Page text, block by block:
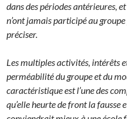
dans des périodes antérieures,
n’ont jamais participé au
préciser.
Les multiples activités, intérêts
perméabilité du groupe et du
caractéristique est l’une des
qu’elle heurte de front la fausse